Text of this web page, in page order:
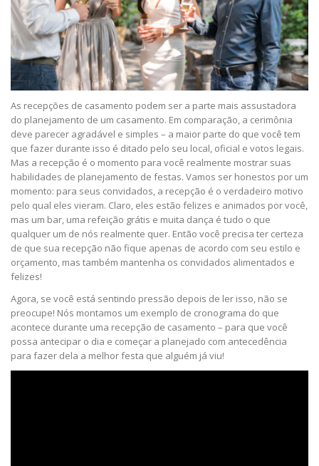
As recepções de casamento podem ser a parte mais assustadora
do planejamento de um casamento. Em comparação, a cerimônia
deve parecer agradável e simples – a maior parte do que você tem
que fazer durante isso é ditado pelo seu local, oficial e votos legais.
Mas a recepção é o momento para você realmente mostrar suas
habilidades de planejamento de festas. Vamos ser honestos por um
momento: para seus convidados, a recepção é o verdadeiro motivo
pelo qual eles vieram. Claro, eles estão felizes e animados por você,
mas um bar, uma refeição grátis e muita dança é tudo o que
qualquer um de nós realmente quer. Então você precisa ter certeza
de que sua recepção não fique apenas de acordo com seu estilo e
orçamento, mas também mantenha os convidados alimentados e
felizes!
Agora, se você está sentindo pressão depois de ler isso, não se
preocupe! Nós montamos um exemplo de cronograma do que
acontece durante uma recepção de casamento – para que você
possa antecipar o dia e começar a planejado com antecedência
para fazer dela a melhor festa que alguém já viu!